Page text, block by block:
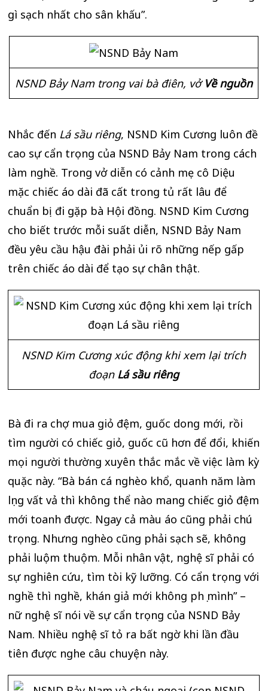
gì sạch nhất cho sân khấu”.
NSND Bảy Nam trong vai bà điên, vởVề nguồn
Nhắc đến Lá sầu riêng, NSND Kim Cương luôn đề
cao sự cẩn trọng của NSND Bảy Nam trong cách
làm nghề. Trong vở diễn có cảnh mẹ cô Diệu
mặc chiếc áo dài đã cất trong tủ rất lâu để
chuẩn bị đi gặp bà Hội đồng. NSND Kim Cương
cho biết trước mỗi suất diễn, NSND Bảy Nam
đều yêu cầu hậu đài phải ủi rõ những nếp gấp
trên chiếc áo dài để tạo sự chân thật.
NSND Kim Cương xúc động khi xem lại trích
đoạn Lá sầu riêng
Bà đi ra chợ mua giỏ đệm, guốc dong mới, rồi
tìm người có chiếc giỏ, guốc cũ hơn để đổi, khiến
mọi người thường xuyên thắc mắc về việc làm kỳ
quặc này. “Bà bán cá nghèo khổ, quanh năm làm
lụng vất vả thì không thể nào mang chiếc giỏ đệm
mới toanh được. Ngay cả màu áo cũng phải chú
trọng. Nhưng nghèo cũng phải sạch sẽ, không
phải luộm thuộm. Mỗi nhân vật, nghệ sĩ phải có
sự nghiên cứu, tìm tòi kỹ lưỡng. Có cẩn trọng với
nghề thì nghề, khán giả mới không phụ mình” –
nữ nghệ sĩ nói về sự cẩn trọng của NSND Bảy
Nam. Nhiều nghệ sĩ tỏ ra bất ngờ khi lần đầu
tiên được nghe câu chuyện này.